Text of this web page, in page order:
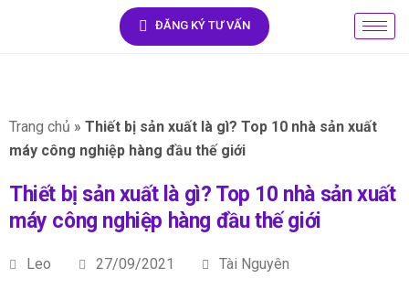
ĐĂNG KÝ TƯ VẤN
Trang chủ » Thiết bị sản xuất là gì? Top 10 nhà sản xuất
máy công nghiệp hàng đầu thế giới
Thiết bị sản xuất là gì? Top 10 nhà sản xuất
máy công nghiệp hàng đầu thế giới
Leo 27/09/2021 Tài Nguyên